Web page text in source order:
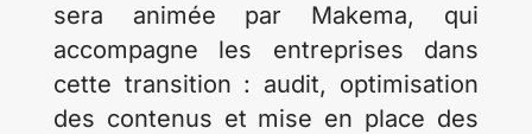
sera animée par Makema, qui
accompagne les entreprises dans
cette transition : audit, optimisation
des contenus et mise en place des